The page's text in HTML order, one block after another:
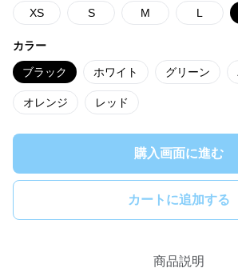
XS S M L
カラー
ブラック ホワイト グリーン
オレンジ レッド
購入画面に進む
カートに追加する
商品説明